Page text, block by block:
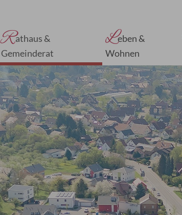
Rathaus &
Gemeinderat
Leben &
Wohnen